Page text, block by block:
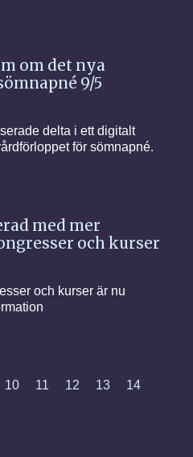
om det nya
9/5
delta i ett digitalt
för sömnapné.
med mer
och kurser
och kurser är nu
10 11 12 13 14